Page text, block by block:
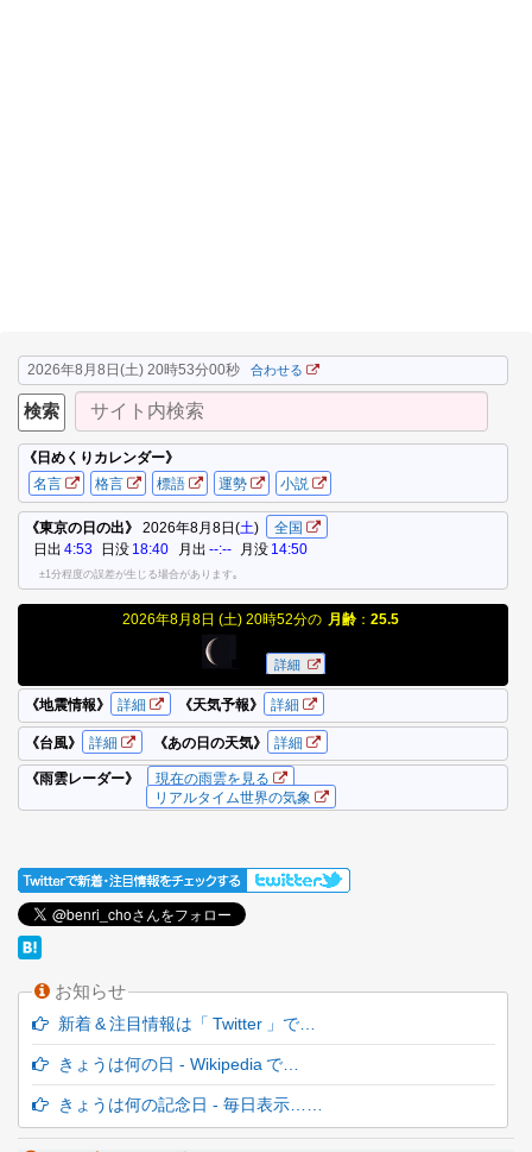
2026年8月8日(土) 20時53分00秒 合わせる
お知らせ
新着 & 注目情報は「 Twitter 」で…
きょうは何の日 - Wikipedia で…
きょうは何の記念日 - 毎日表示……